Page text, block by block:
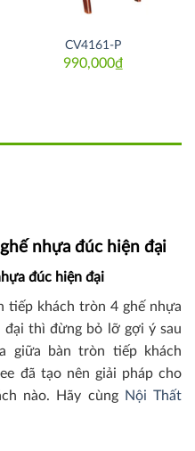
CV4161-P
990,000₫
nhựa đúc hiện đại
đúc hiện đại
tiếp khách tròn 4 ghế nhựa
đại thì đừng bỏ lỡ gợi ý sau
giữa bàn tròn tiếp khách
đã tạo nên giải pháp cho
nào. Hãy cùng Nội Thất